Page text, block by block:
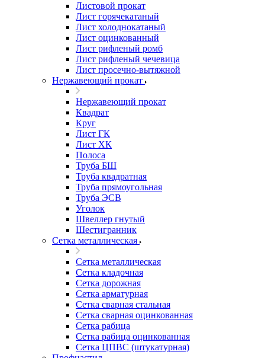
Листовой прокат
Лист горячекатаный
Лист холоднокатаный
Лист оцинкованный
Лист рифленый ромб
Лист рифленый чечевица
Лист просечно-вытяжной
Нержавеющий прокат
Нержавеющий прокат
Квадрат
Круг
Лист ГК
Лист ХК
Полоса
Труба БШ
Труба квадратная
Труба прямоугольная
Труба ЭСВ
Уголок
Швеллер гнутый
Шестигранник
Сетка металлическая
Сетка металлическая
Сетка кладочная
Сетка дорожная
Сетка арматурная
Сетка сварная стальная
Сетка сварная оцинкованная
Сетка рабица
Сетка рабица оцинкованная
Сетка ЦПВС (штукатурная)